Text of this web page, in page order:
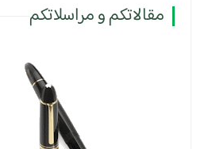
مقالاتكم و مراسلاتكم